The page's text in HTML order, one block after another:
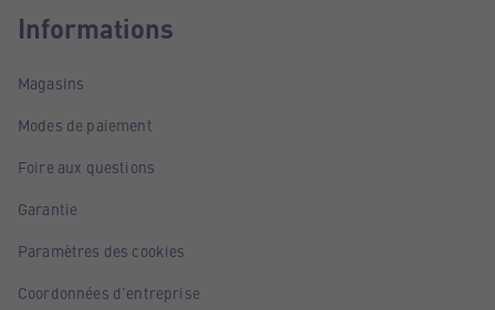
Informations
Magasins
Modes de paiement
Foire aux questions
Garantie
Paramètres des cookies
Coordonnées d'entreprise